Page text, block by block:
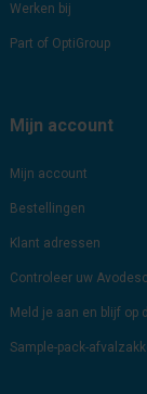
Werken bij
Part of OptiGroup
Mijn account
Mijn account
Bestellingen
Klant adressen
Controleer uw
Meld je aan en blijf op
Sample-pack-